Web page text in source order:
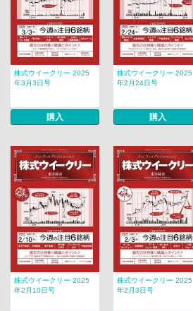
株式ウイークリー 2025
年3月3日号
購入
株式ウイークリー 2025
年2月24日号
購入
株式ウイークリー 2025
年2月10日号
株式ウイークリー 2025
年2月3日号